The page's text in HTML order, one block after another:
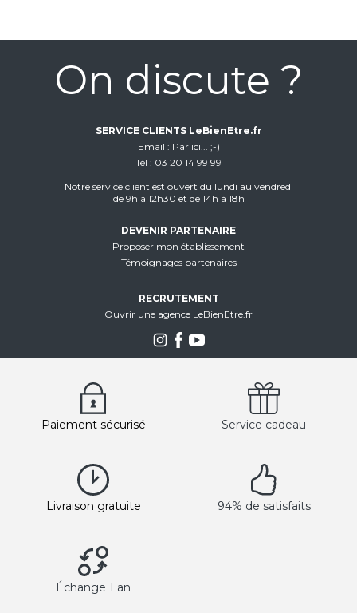
On discute ?
SERVICE CLIENTS LeBienEtre.fr
Email
Par ici... ;-)
Tél
03 20 14 99 99
Notre service client est ouvert du lundi au vendredi
de 9h à 12h30 et de 14h à 18h
DEVENIR PARTENAIRE
Proposer mon établissement
Témoignages partenaires
RECRUTEMENT
Ouvrir une agence LeBienEtre.fr
Paiement sécurisé Service cadeau
Livraison gratuite 94% de satisfaits
Échange 1 an